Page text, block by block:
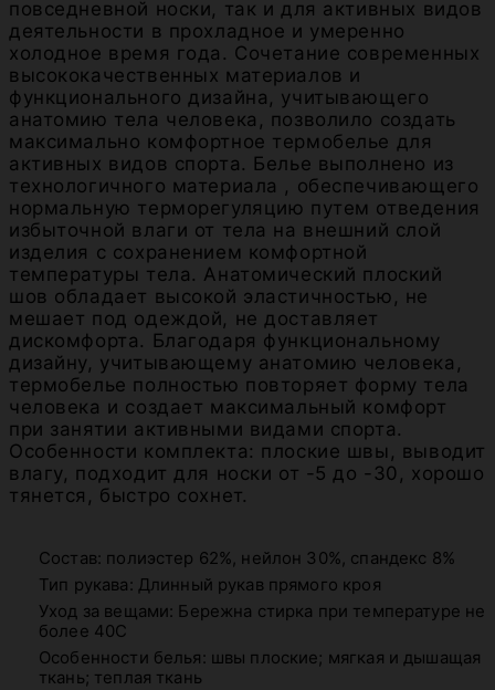
повседневной носки, так и для активных видов
деятельности в прохладное и умеренно
холодное время года. Сочетание современных
высококачественных материалов и
функционального дизайна, учитывающего
анатомию тела человека, позволило создать
максимально комфортное термобелье для
активных видов спорта. Белье выполнено из
технологичного материала , обеспечивающего
нормальную терморегуляцию путем отведения
избыточной влаги от тела на внешний слой
изделия с сохранением комфортной
температуры тела. Анатомический плоский
шов обладает высокой эластичностью, не
мешает под одеждой, не доставляет
дискомфорта. Благодаря функциональному
дизайну, учитывающему анатомию человека,
термобелье полностью повторяет форму тела
человека и создает максимальный комфорт
при занятии активными видами спорта.
Особенности комплекта: плоские швы, выводит
влагу, подходит для носки от -5 до -30, хорошо
тянется, быстро сохнет.
Состав: полиэстер 62%, нейлон 30%, спандекс 8%
Тип рукава: Длинный рукав прямого кроя
Уход за вещами: Бережна стирка при температуре не
более 40С
Особенности белья: швы плоские; мягкая и дышащая
ткань; теплая ткань